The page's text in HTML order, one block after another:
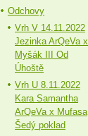
Odchovy
Vrh V 14.11.2022
Jezinka ArQeVa x
Myšák III Od
Úhoště
Vrh U 8.11.2022
Kara Samantha
ArQeVa x Mufasa
Šedý poklad